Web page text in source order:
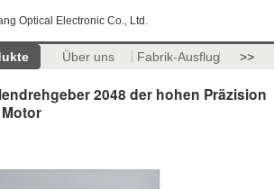
Optical Electronic Co., Ltd.
Über uns Fabrik-Ausflug >>
2048 der hohen Präzision